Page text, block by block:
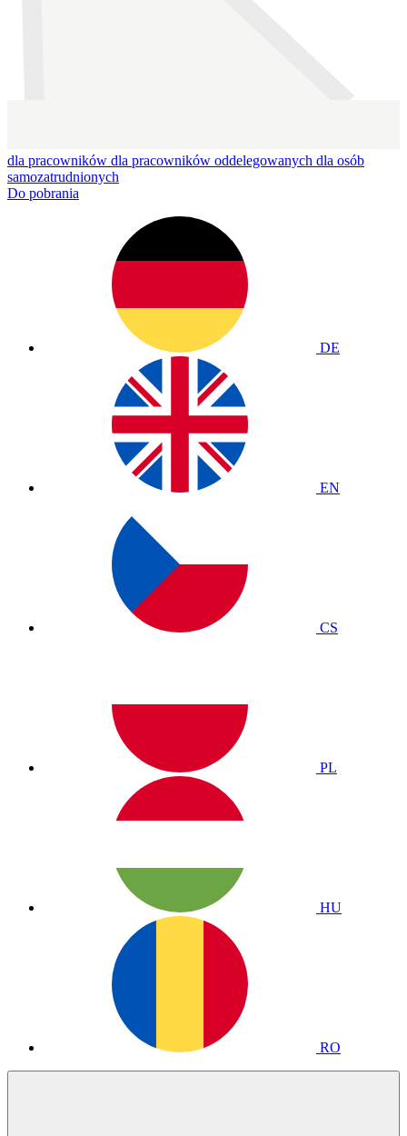
dla pracowników dla pracowników oddelegowanych dla osób
samozatrudnionych
Do pobrania
DE
EN
CS
PL
HU
RO